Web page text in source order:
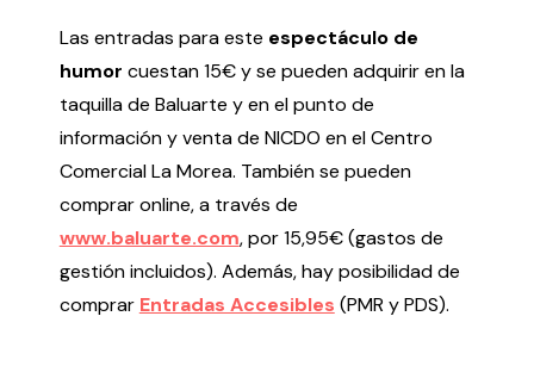
Cómo llegar
Contacto
Espacio accesible
Actualidad
Noticias
Proyecto Estratégico
Las entradas para este espectáculo de
humor cuestan 15€ y se pueden adquirir en la
taquilla de Baluarte y en el punto de
información y venta de NICDO en el Centro
Comercial La Morea. También se pueden
comprar online, a través de
www.baluarte.com, por 15,95€ (gastos de
gestión incluidos). Además, hay posibilidad de
comprar Entradas Accesibles (PMR y PDS).